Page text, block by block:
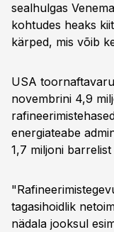
sealhulgas
kohtudes heaks
kärped, mis võib
USA
novembrini 4,9
energiateabe
1,7 miljoni barrelist
tagasihoidlik
nädala jooksul